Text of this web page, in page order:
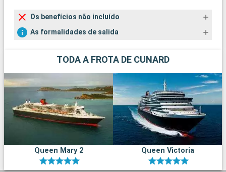
Os benefícios não incluído
As formalidades de salida
TODA A FROTA DE CUNARD
Queen Mary 2 Queen Victoria